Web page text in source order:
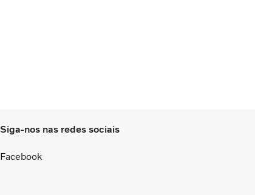
Siga-nos nas redes sociais
Facebook